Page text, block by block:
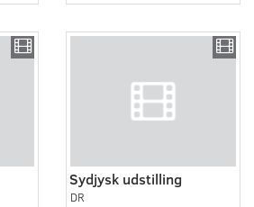
Sydjysk udstilling
DR